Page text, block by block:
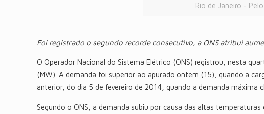
Rio de Janeiro -
Foi registrado o segundo recorde consecutivo, a ONS atribui
O Operador Nacional do Sistema Elétrico (ONS) registrou, nesta
(MW). A demanda foi superior ao apurado ontem (15), quando a
anterior, do dia 5 de fevereiro de 2014, quando a demanda máxima
Segundo o ONS, a demanda subiu por causa das altas